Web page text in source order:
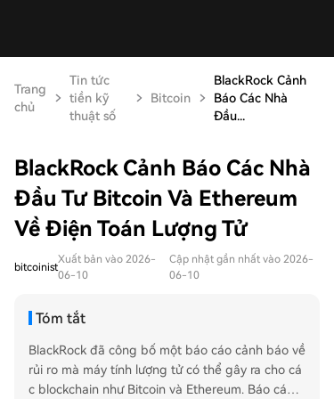
Trang
chủ
Tin tức
tiền kỹ
thuật số
Bitcoin
BlackRock Cảnh
Báo Các Nhà
Đầu...
BlackRock Cảnh Báo Các Nhà
Đầu Tư Bitcoin Và Ethereum
Về Điện Toán Lượng Tử
bitcoinist
Xuất bản vào 2026-
06-10
Cập nhật gần nhất vào 2026-
06-10
Tóm tắt
BlackRock đã công bố một báo cáo cảnh báo về
rủi ro mà máy tính lượng tử có thể gây ra cho cá
c blockchain như Bitcoin và Ethereum. Báo cáo n